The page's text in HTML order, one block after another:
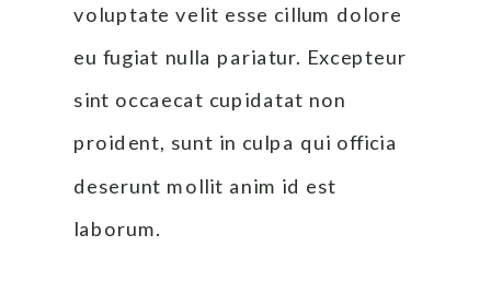
voluptate velit esse cillum dolore
eu fugiat nulla pariatur. Excepteur
sint occaecat cupidatat non
proident, sunt in culpa qui officia
deserunt mollit anim id est
laborum.